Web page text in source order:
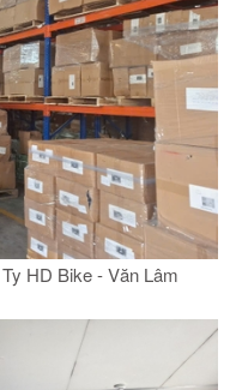
HD Bike - Văn Lâm